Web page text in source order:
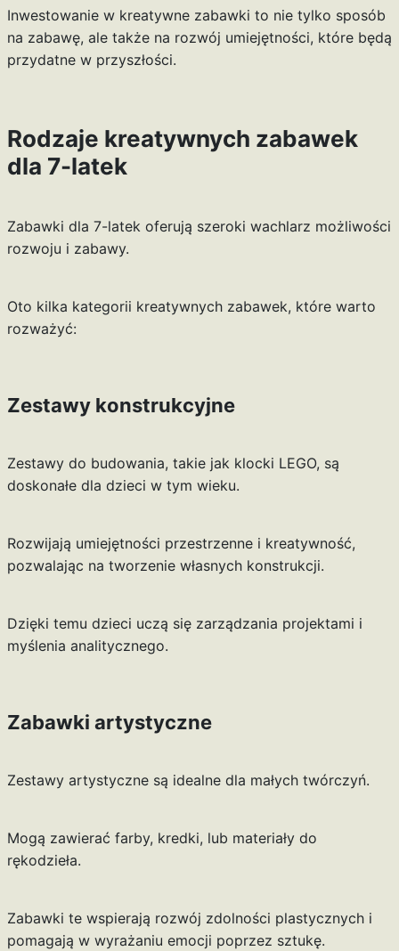
Inwestowanie w kreatywne zabawki to nie tylko sposób
na zabawę, ale także na rozwój umiejętności, które będą
przydatne w przyszłości.
Rodzaje kreatywnych zabawek
dla 7-latek
Zabawki dla 7-latek oferują szeroki wachlarz możliwości
rozwoju i zabawy.
Oto kilka kategorii kreatywnych zabawek, które warto
rozważyć:
Zestawy konstrukcyjne
Zestawy do budowania, takie jak klocki LEGO, są
doskonałe dla dzieci w tym wieku.
Rozwijają umiejętności przestrzenne i kreatywność,
pozwalając na tworzenie własnych konstrukcji.
Dzięki temu dzieci uczą się zarządzania projektami i
myślenia analitycznego.
Zabawki artystyczne
Zestawy artystyczne są idealne dla małych twórczyń.
Mogą zawierać farby, kredki, lub materiały do
rękodzieła.
Zabawki te wspierają rozwój zdolności plastycznych i
pomagają w wyrażaniu emocji poprzez sztukę.